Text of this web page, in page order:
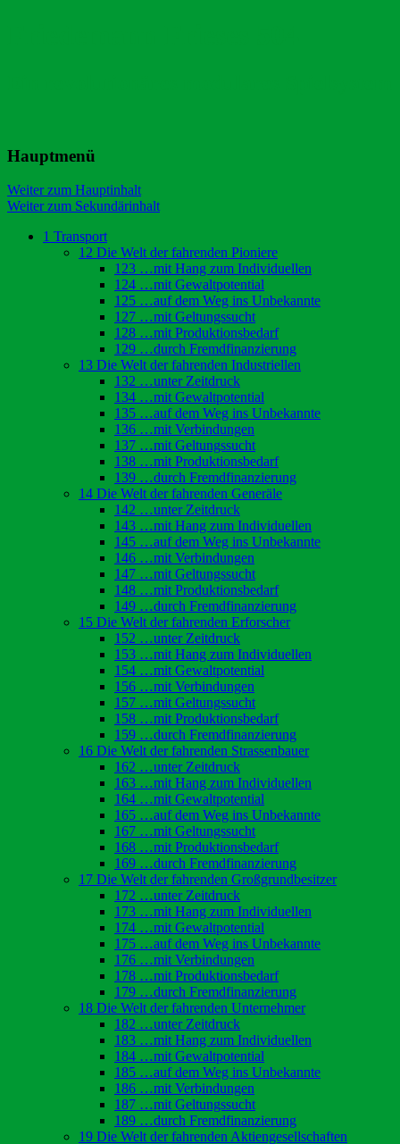
Hauptmenü
Weiter zum Hauptinhalt
Weiter zum Sekundärinhalt
1 Transport
12 Die Welt der fahrenden Pioniere
123 …mit Hang zum Individuellen
124 …mit Gewaltpotential
125 …auf dem Weg ins Unbekannte
127 …mit Geltungssucht
128 …mit Produktionsbedarf
129 …durch Fremdfinanzierung
13 Die Welt der fahrenden Industriellen
132 …unter Zeitdruck
134 …mit Gewaltpotential
135 …auf dem Weg ins Unbekannte
136 …mit Verbindungen
137 …mit Geltungssucht
138 …mit Produktionsbedarf
139 …durch Fremdfinanzierung
14 Die Welt der fahrenden Generäle
142 …unter Zeitdruck
143 …mit Hang zum Individuellen
145 …auf dem Weg ins Unbekannte
146 …mit Verbindungen
147 …mit Geltungssucht
148 …mit Produktionsbedarf
149 …durch Fremdfinanzierung
15 Die Welt der fahrenden Erforscher
152 …unter Zeitdruck
153 …mit Hang zum Individuellen
154 …mit Gewaltpotential
156 …mit Verbindungen
157 …mit Geltungssucht
158 …mit Produktionsbedarf
159 …durch Fremdfinanzierung
16 Die Welt der fahrenden Strassenbauer
162 …unter Zeitdruck
163 …mit Hang zum Individuellen
164 …mit Gewaltpotential
165 …auf dem Weg ins Unbekannte
167 …mit Geltungssucht
168 …mit Produktionsbedarf
169 …durch Fremdfinanzierung
17 Die Welt der fahrenden Großgrundbesitzer
172 …unter Zeitdruck
173 …mit Hang zum Individuellen
174 …mit Gewaltpotential
175 …auf dem Weg ins Unbekannte
176 …mit Verbindungen
178 …mit Produktionsbedarf
179 …durch Fremdfinanzierung
18 Die Welt der fahrenden Unternehmer
182 …unter Zeitdruck
183 …mit Hang zum Individuellen
184 …mit Gewaltpotential
185 …auf dem Weg ins Unbekannte
186 …mit Verbindungen
187 …mit Geltungssucht
189 …durch Fremdfinanzierung
19 Die Welt der fahrenden Aktiengesellschaften